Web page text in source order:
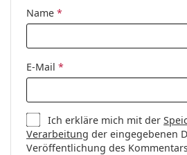
Marke:
Name *
E-Mail *
Ich erkläre mich mit der
Verarbeitung der eingegebenen
Veröffentlichung des